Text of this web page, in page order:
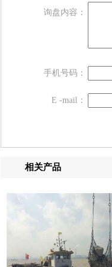
询盘内容：
手机号码：
E -mail：
相关产品